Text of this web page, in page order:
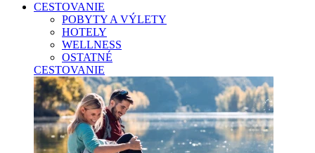
CESTOVANIE
POBYTY A VÝLETY
HOTELY
WELLNESS
OSTATNÉ
CESTOVANIE